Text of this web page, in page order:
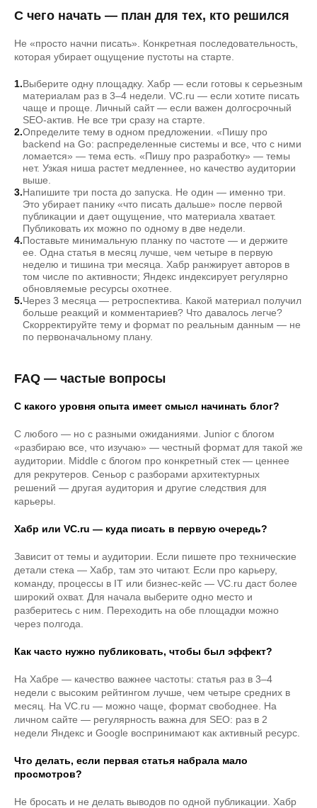
С чего начать — план для тех, кто решился
Не «просто начни писать». Конкретная последовательность,
которая убирает ощущение пустоты на старте.
Выберите одну площадку. Хабр — если готовы к серьезным
материалам раз в 3–4 недели. VC.ru — если хотите писать
чаще и проще. Личный сайт — если важен долгосрочный
SEO-актив. Не все три сразу на старте.
Определите тему в одном предложении. «Пишу про
backend на Go: распределенные системы и все, что с ними
ломается» — тема есть. «Пишу про разработку» — темы
нет. Узкая ниша растет медленнее, но качество аудитории
выше.
Напишите три поста до запуска. Не один — именно три.
Это убирает панику «что писать дальше» после первой
публикации и дает ощущение, что материала хватает.
Публиковать их можно по одному в две недели.
Поставьте минимальную планку по частоте — и держите
ее. Одна статья в месяц лучше, чем четыре в первую
неделю и тишина три месяца. Хабр ранжирует авторов в
том числе по активности; Яндекс индексирует регулярно
обновляемые ресурсы охотнее.
Через 3 месяца — ретроспектива. Какой материал получил
больше реакций и комментариев? Что давалось легче?
Скорректируйте тему и формат по реальным данным — не
по первоначальному плану.
FAQ — частые вопросы
С какого уровня опыта имеет смысл начинать блог?
С любого — но с разными ожиданиями. Junior с блогом
«разбираю все, что изучаю» — честный формат для такой же
аудитории. Middle с блогом про конкретный стек — ценнее
для рекрутеров. Сеньор с разборами архитектурных
решений — другая аудитория и другие следствия для
карьеры.
Хабр или VC.ru — куда писать в первую очередь?
Зависит от темы и аудитории. Если пишете про технические
детали стека — Хабр, там это читают. Если про карьеру,
команду, процессы в IT или бизнес-кейс — VC.ru даст более
широкий охват. Для начала выберите одно место и
разберитесь с ним. Переходить на обе площадки можно
через полгода.
Как часто нужно публиковать, чтобы был эффект?
На Хабре — качество важнее частоты: статья раз в 3–4
недели с высоким рейтингом лучше, чем четыре средних в
месяц. На VC.ru — можно чаще, формат свободнее. На
личном сайте — регулярность важна для SEO: раз в 2
недели Яндекс и Google воспринимают как активный ресурс.
Что делать, если первая статья набрала мало
просмотров?
Не бросать и не делать выводов по одной публикации. Хабр